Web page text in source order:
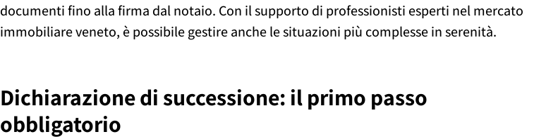
documenti fino alla firma dal notaio. Con il supporto di professionisti esperti nel mercato
immobiliare veneto, è possibile gestire anche le situazioni più complesse in serenità.
Dichiarazione di successione: il primo passo
obbligatorio